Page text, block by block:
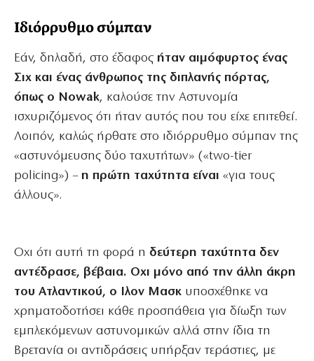
Ιδιόρρυθμο σύμπαν
Εάν, δηλαδή, στο έδαφος ήταν αιμόφυρτος ένας
Σιχ και ένας άνθρωπος της διπλανής πόρτας,
όπως ο Nowak, καλούσε την Αστυνομία
ισχυριζόμενος ότι ήταν αυτός που του είχε επιτεθεί.
Λοιπόν, καλώς ήρθατε στο ιδιόρρυθμο σύμπαν της
«αστυνόμευσης δύο ταχυτήτων» («two-tier
policing») – η πρώτη ταχύτητα είναι «για τους
άλλους».
Οχι ότι αυτή τη φορά η δεύτερη ταχύτητα δεν
αντέδρασε, βέβαια. Οχι μόνο από την άλλη άκρη
του Ατλαντικού, ο Ιλον Μασκ υποσχέθηκε να
χρηματοδοτήσει κάθε προσπάθεια για δίωξη των
εμπλεκόμενων αστυνομικών αλλά στην ίδια τη
Βρετανία οι αντιδράσεις υπήρξαν τεράστιες, με